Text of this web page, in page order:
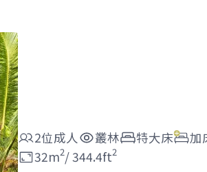
2位成人 叢林 特大床
加
32m2/344.4ft2